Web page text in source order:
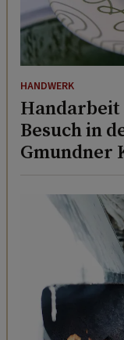
HANDWERK
Besuch in
Gmundner